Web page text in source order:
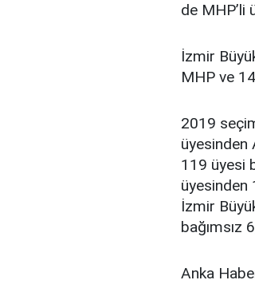
de MHP’li
İzmir
MHP ve
2019
üyesinden
119 üyesi
üyesinden
İzmir
bağımsız
Anka